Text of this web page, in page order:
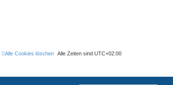
Alle Zeiten sind UTC+02:00
Alle Cookies löschen